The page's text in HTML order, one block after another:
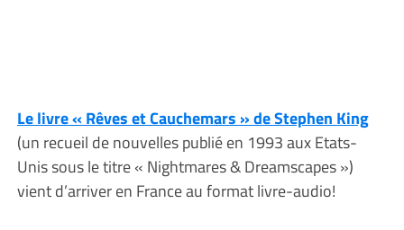
Le livre « Rêves et Cauchemars » de Stephen King
(un recueil de nouvelles publié en 1993 aux Etats-
Unis sous le titre « Nightmares & Dreamscapes »)
vient d’arriver en France au format livre-audio!